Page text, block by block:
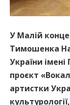
У Малій
Тимошенка
України
проєкт
артистки